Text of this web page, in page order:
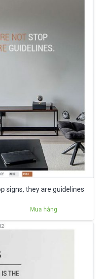
signs, they are guidelines
Mua hàng